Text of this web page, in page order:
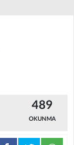
489
OKUNMA